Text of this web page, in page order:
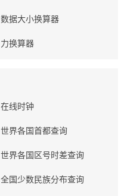
数据大小换算器
力换算器
在线时钟
世界各国首都查询
世界各国区号时差查询
全国少数民族分布查询